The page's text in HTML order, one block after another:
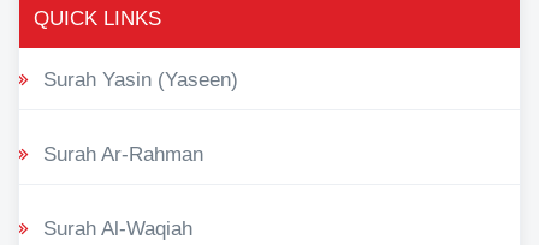
QUICK LINKS
Surah Yasin (Yaseen)
Surah Ar-Rahman
Surah Al-Waqiah